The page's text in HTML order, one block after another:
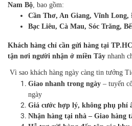
Nam Bộ , bao gồm:
Cần Thơ, An Giang, Vĩnh Long,
Bạc Liêu, Cà Mau, Sóc Trăng,
Khách hàng chỉ cần gửi hàng tại
tận nơi người nhận ở miền Tây nhanh
Vì sao khách hàng ngày càng tin tưởng
Giao nhanh trong ngày – tuyến
ngày
Giá cước hợp lý, không phụ phí
Nhận hàng tại nhà – Giao hàng